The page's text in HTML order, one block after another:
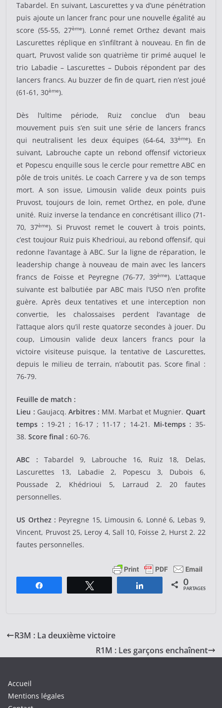
Tabardel. En suivant, Lascurettes y va d’une pénétration
puis ajoute un lancer franc pour une nouvelle égalité au
score (55-55, 27ème). Lonné remet Orthez devant mais
Lascurettes réplique en s’infiltrant à nouveau. En fin de
quart, Pruvost valide son quatrième tir primé auquel le
trio Labadie – Lascurettes – Dubois répondent par des
lancers francs. Au buzzer de fin de quart, rien n’est joué
(61-61, 30ème).
Dès l’ultime période, Ruiz conclue d’un beau
mouvement puis s’en suit une série de lancers francs
qui neutralisent les deux équipes (64-64, 33ème). En
suivant, Labrouche capte un rebond offensif victorieux
et Popescu enquille sous le cercle pour remettre ABC en
pôle de trois unités. Le coach Carrere y va de son temps
mort. A son issue, Limousin valide deux points puis
Pruvost, toujours de loin, remet Orthez, en pole, d’une
unité. Ruiz inverse la tendance en concrétisant illico (71-
70, 37ème). Si Pruvost remet le couvert à trois points,
c’est toujour Ruiz puis Khedrioui, au rebond offensif, qui
redonne l’avantage à ABC. Sur la ligne de réparation, le
leadership change à nouveau de main avec les lancers
francs de Foisse et Peyregne (76-77, 39ème). L’attaque
suivante est balbutiée par ABC mais l’USO n’en profite
guère. Après deux tentatives et une interception non
convertie, les chalossaises perdent l’avantage de
l’attaque alors qu’il reste quatorze secondes à jouer. Du
coup, Limousin valide deux lancers francs pour la
victoire visiteuse puisque, la tentative de Lascurettes,
depuis le milieu de terrain, n’aboutit pas. Score final :
76-79.
Feuille de match :
Lieu : Gaujacq. Arbitres : MM. Marbat et Mugnier. Quart
temps : 19-21 ; 16-17 ; 11-17 ; 14-21. Mi-temps : 35-
38.Score final : 60-76.
ABC : Tabardel 9, Labrouche 16, Ruiz 18, Delas,
Lascurettes 13, Labadie 2, Popescu 3, Dubois 6,
Poussade 2, Khédrioui 5, Larraud 2. 20 fautes
personnelles.
US Orthez : Peyregne 15, Limousin 6, Lonné 6, Lebas 9,
Vincent, Pruvost 25, Leroy 4, Sall 10, Foisse 2, Hurst 2. 22
fautes personnelles.
Partagez 0
PARTAGES
R3M : La deuxième victoire
R1M : Les garçons enchaînent
Accueil
Mentions légales